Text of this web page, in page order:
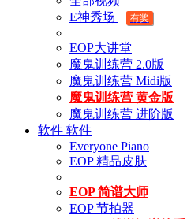
E神秀场
有奖
EOP大讲堂
魔鬼训练营 2.0版
魔鬼训练营 Midi版
魔鬼训练营 黄金版
魔鬼训练营 进阶版
软件 软件
Everyone Piano
EOP 精品皮肤
EOP 简谱大师
EOP 节拍器